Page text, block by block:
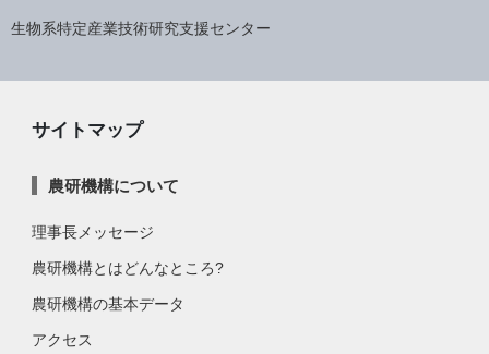
生物系特定産業技術研究支援センター
サイトマップ
農研機構について
理事長メッセージ
農研機構とはどんなところ?
農研機構の基本データ
アクセス